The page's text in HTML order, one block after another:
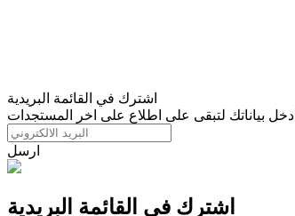
اشترك في القائمة البريدية
ادخل بياناتك لتبقى على اطلاع على اخر المستجدات
ارسل
اشترك في القائمة البريدية